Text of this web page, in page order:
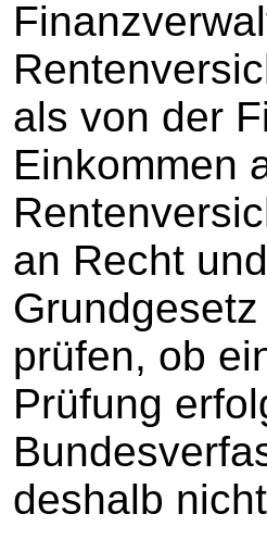
als von der
Einkommen
an Recht
prüfen, ob
Prüfung
deshalb